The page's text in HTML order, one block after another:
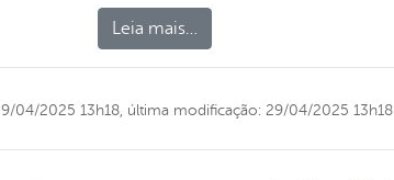
Leia mais…
04/2025 13h18, última modificação: 29/04/2025 13h18